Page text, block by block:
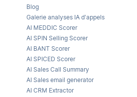
Blog
Galerie analyses IA d’appels
AI MEDDIC Scorer
AI SPIN Selling Scorer
AI BANT Scorer
AI SPICED Scorer
AI Sales Call Summary
AI Sales email generator
AI CRM Extractor